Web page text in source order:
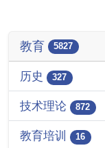
教育 5827
历史 327
技术理论 872
教育培训 16